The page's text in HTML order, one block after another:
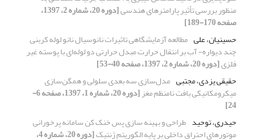
منظور بررسی تأثیر پارامترهای هندسی [دوره 20، شماره 2، 1397،
صفحه 170-189]
حسینیان، علی مطالعه آزمایشگاهی تاثیرات نانوسیال نانو لوله کربنی
چند دیواره- آب بر انتقال حرارت مبدل حرارتی دو لوله‌ای با پوسته غیر
فلزی[دوره 20، شماره 2، 1397، صفحه 40-53]
حقیقی یزدی، مجتبی مدل‌سازی سه بعدی سلولی و همگن‌سازی
میکرومکانیکی بافت نامنظم مغز [دوره 20، شماره 1، 1397، صفحه 6-
24]
حیدری، توحید طراحی و بهینه سازی پس خنک کن سامانه پرخورانی
موتورهای احتراق داخلی بر پایه الگوریتم ژنتیک [دوره 20، شماره 4،